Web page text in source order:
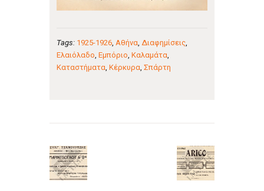
Tags: 1925-1926, Αθήνα Διαφημίσεις,
Ελαιόλαδο Εμπόριο Καλαμάτα
Καταστήματα Κέρκυρα Σπάρτη
άρθρων